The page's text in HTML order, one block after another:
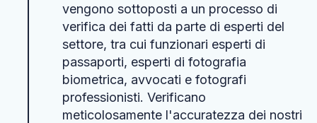
vengono sottoposti a un processo di
verifica dei fatti da parte di esperti del
settore, tra cui funzionari esperti di
passaporti, esperti di fotografia
biometrica, avvocati e fotografi
professionisti. Verificano
meticolosamente l'accuratezza dei nostri